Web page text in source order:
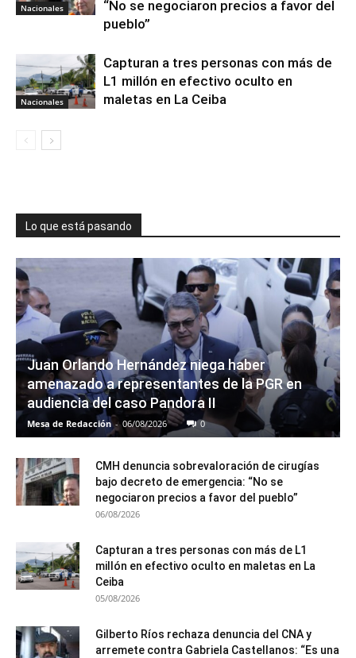
Nacionales
“No se negociaron precios a favor del
pueblo”
Nacionales
Capturan a tres personas con más de
L1 millón en efectivo oculto en
maletas en La Ceiba
Lo que está pasando
Juan Orlando Hernández niega haber
amenazado a representantes de la PGR en
audiencia del caso Pandora II
Mesa de Redacción - 06/08/2026 0
CMH denuncia sobrevaloración de cirugías
bajo decreto de emergencia: “No se
negociaron precios a favor del pueblo”
06/08/2026
Capturan a tres personas con más de L1
millón en efectivo oculto en maletas en La
Ceiba
05/08/2026
Gilberto Ríos rechaza denuncia del CNA y
arremete contra Gabriela Castellanos: “Es una